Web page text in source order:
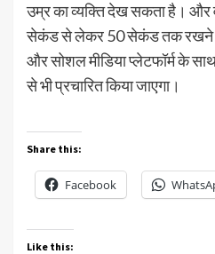
उम्र का व्यक्ति देख सकता है। और
सेकंड से लेकर 50 सेकंड तक रखने
और सोशल मीडिया प्लेटफॉर्म के
से भी प्रचारित किया जाएगा।
Share this:
Facebook
Like this: